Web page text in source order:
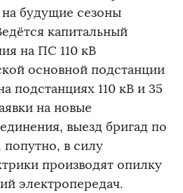
будущие сезоны
капитальный
на ПС 110 кВ
основной подстанции
подстанциях 110 кВ и 35
на новые
выезд бригад по
попутно, в силу
производят опилку
электропередач.